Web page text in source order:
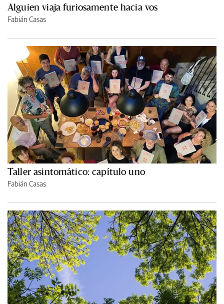
Alguien viaja furiosamente hacia vos
Fabián Casas
Taller asintomático: capítulo uno
Fabián Casas